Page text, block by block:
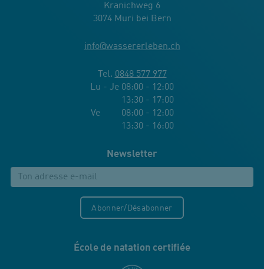
Kranichweg 6
3074 Muri bei Bern
info@wassererleben.ch
Tel. 0848 577 977
Lu - Je 08:00 - 12:00
13:30 - 17:00
Ve 08:00 - 12:00
13:30 - 16:00
Newsletter
Abonner/Désabonner
École de natation certifiée